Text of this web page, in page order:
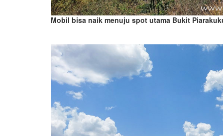
Mobil bisa naik menuju spot utama Bukit